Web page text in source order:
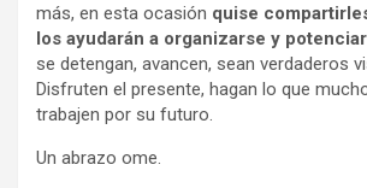
más, en esta ocasión quise
los ayudarán a organizarse y
se detengan, avancen, sean verdaderos
Disfruten el presente, hagan lo que
trabajen por su futuro.
Un abrazo ome.